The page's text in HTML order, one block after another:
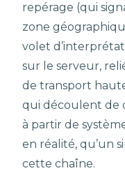
repérage (qui
zone
volet
sur le serveur,
de transport
qui découlent de
à partir de
en réalité, qu’un
cette chaîne.